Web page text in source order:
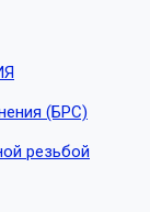
(БРС)
резьбой